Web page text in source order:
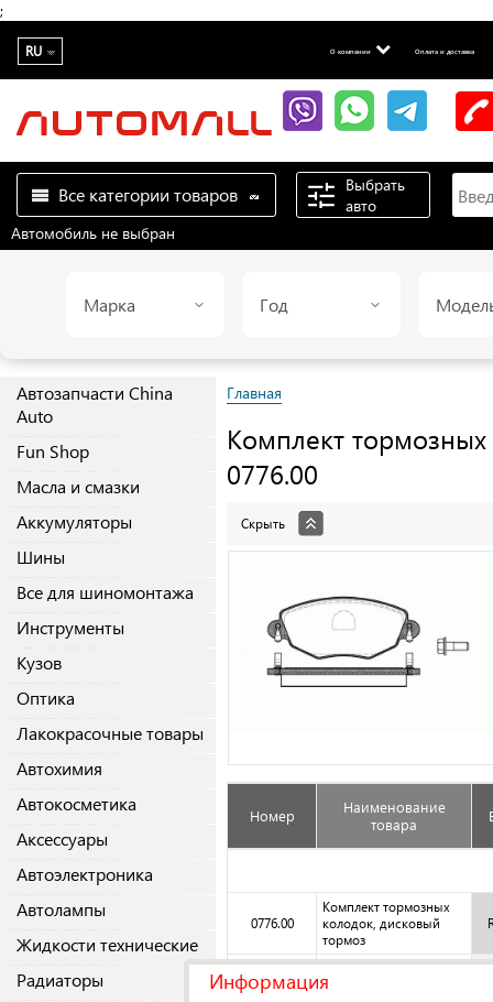
;
RU О компании Оплата и доставка
Все категории товаров
Выбрать
авто
Автомобиль не выбран
Марка Год
Автозапчасти China
Auto
Fun Shop
Масла и смазки
Аккумуляторы
Шины
Все для шиномонтажа
Инструменты
Кузов
Оптика
Лакокрасочные товары
Автохимия
Автокосметика
Аксессуары
Автоэлектроника
Автолампы
Жидкости технические
Радиаторы
Главная
Комплект
0776.00
Скрыть
Номер
Наименование
товара
0776.00
Комплект тормозных
колодок, дисковый
тормоз
0776.00
Комплект тормозных
колодок, дисковый
Информация